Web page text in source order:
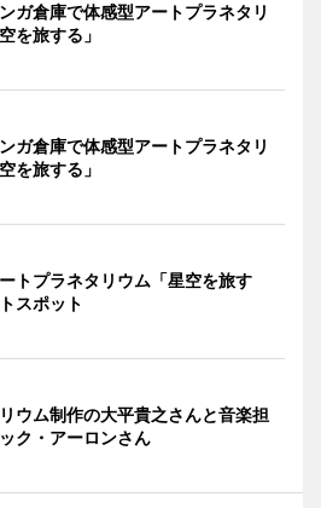
ガ倉庫で体感型アートプラネタリ
を旅する」
ガ倉庫で体感型アートプラネタリ
を旅する」
トプラネタリウム「星空を旅す
スポット
ウム制作の大平貴之さんと音楽担
ク・アーロンさん